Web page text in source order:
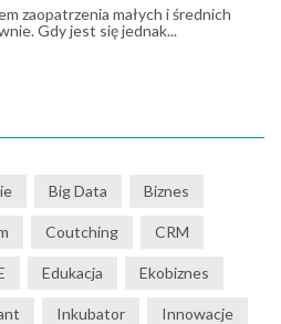
zaopatrzenia małych i średnich
Gdy jest się jednak...
Big Data Biznes
Coutching CRM
Edukacja Ekobiznes
Inkubator Innowacje